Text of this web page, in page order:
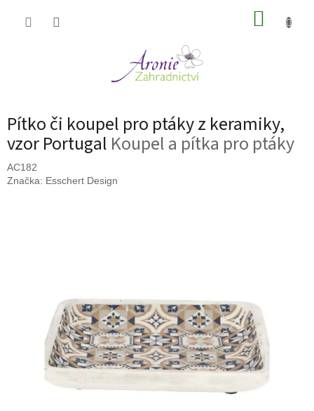
Pítko či koupel pro ptáky z keramiky,
vzor Portugal Koupel a pítka pro ptáky
AC182
Značka: Esschert Design